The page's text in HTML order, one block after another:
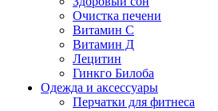
Очистка печени
Витамин С
Витамин Д
Лецитин
Гинкго Билоба
Одежда и аксессуары
Перчатки для фитнеса